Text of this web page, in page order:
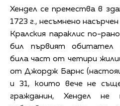
Хендел се премества в
1723 г., несъмнено
Кралския параклис по-
бил първият
била част от четири
от Джордж Барнс
и 31, които вече не
гражданин, Хендел